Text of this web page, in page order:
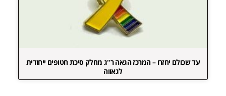
עד שכולם יחזרו – המרכז הגאה ר"ג מחלק סיכת חטופים ייחודית
לגאווה